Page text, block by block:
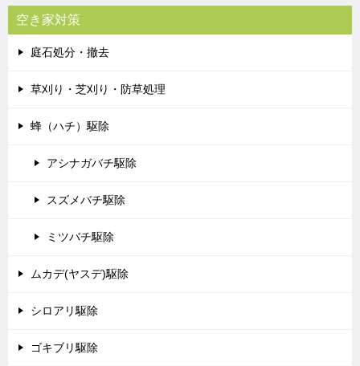
空き家対策
庭石処分・撤去
草刈り・芝刈り・防草処理
蜂（ハチ）駆除
アシナガバチ駆除
スズメバチ駆除
ミツバチ駆除
ムカデ(ヤスデ)駆除
シロアリ駆除
ゴキブリ駆除